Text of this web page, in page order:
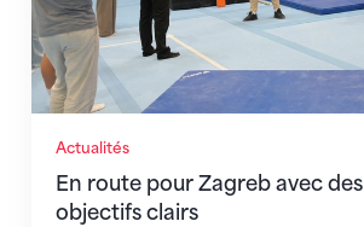
Actualités
En route pour Zagreb avec des
objectifs clairs